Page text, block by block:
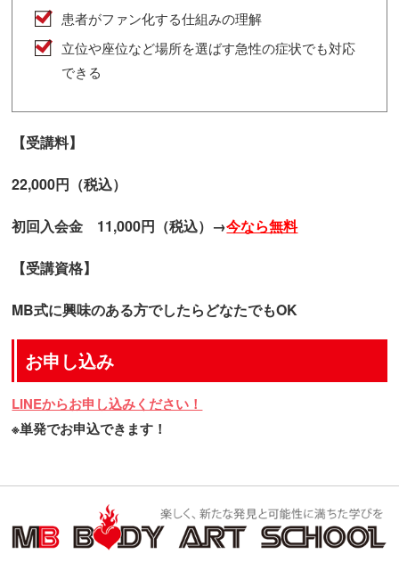
患者がファン化する仕組みの理解
立位や座位など場所を選ばす急性の症状でも対応
できる
【受講料】
22,000円（税込）
初回入会金 11,000円（税込）→今なら無料
【受講資格】
MB式に興味のある方でしたらどなたでもOK
お申し込み
LINEからお申し込みください！
※単発でお申込できます！